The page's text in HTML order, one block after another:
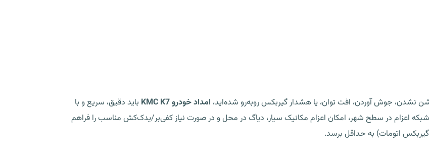
امداد خودرو KMC K7
باید دقیق، سریع و با
فنی از محصولات کرمان موتور انجام شود. امدادیار۲۴ با شبکه اعزام در سطح شهر، امکان اعزام مکانیک سیار، دیاگ در محل و در صورت نیاز کفی‌بر/یدک‌کش مناسب را فراهم
اتومات) به حداقل برسد.